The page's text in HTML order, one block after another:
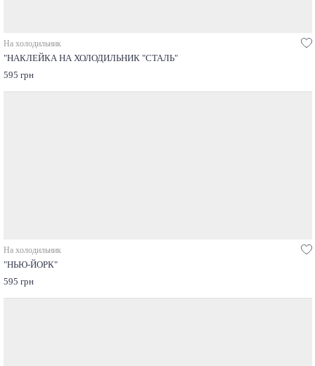
На холодильник
"НАКЛЕЙКА НА ХОЛОДИЛЬНИК "СТАЛЬ"
595 грн
На холодильник
"НЬЮ-ЙОРК"
595 грн